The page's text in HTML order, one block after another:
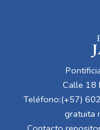
Calle 18
Teléfono:(+57)
gratuita